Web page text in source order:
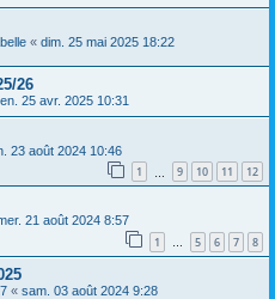
« dim. 25 mai 2025 18:22
26
25 avr. 2025 10:31
23 août 2024 10:46
1 9 10 11 12
21 août 2024 8:57
1 … 5 6 7 8
« sam. 03 août 2024 9:28